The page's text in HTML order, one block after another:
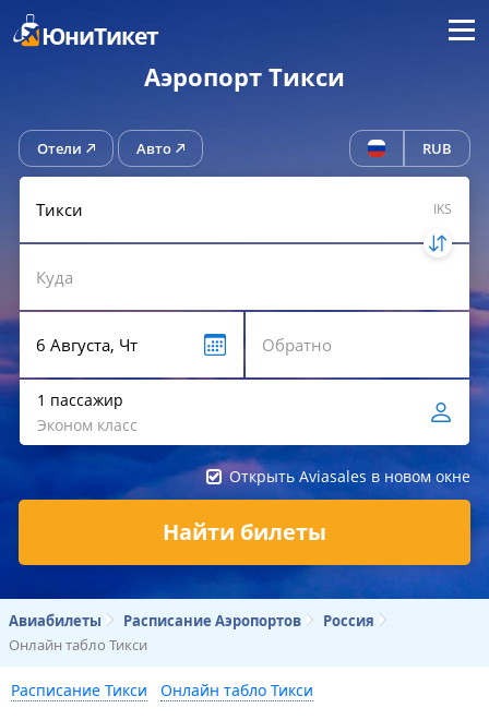
ЮниТикет Меню
Аэропорт Тикси
Отели Авто RUB
IKS
1 пассажир
Эконом класс
Открыть Aviasales в новом окне
Найти билеты
Авиабилеты Расписание Аэропортов
Россия
Онлайн табло Тикси
Расписание Тикси Онлайн табло Тикси